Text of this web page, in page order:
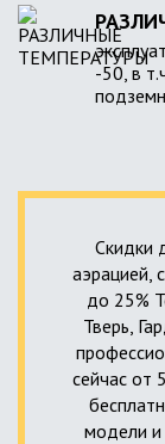
-50, в
Скидки
аэрацией,
до 25%
Тверь,
сейчас от
модели и